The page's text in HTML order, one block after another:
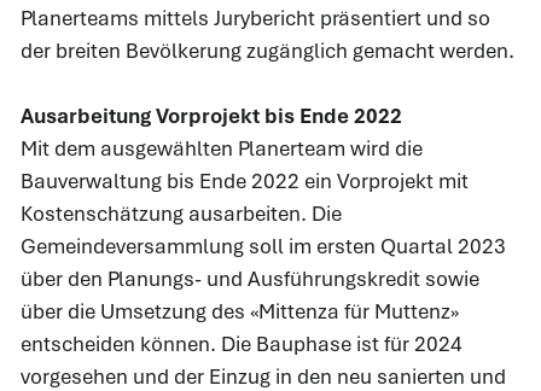
Planerteams mittels Jurybericht präsentiert und so
der breiten Bevölkerung zugänglich gemacht werden.
Ausarbeitung Vorprojekt bis Ende 2022
Mit dem ausgewählten Planerteam wird die
Bauverwaltung bis Ende 2022 ein Vorprojekt mit
Kostenschätzung ausarbeiten. Die
Gemeindeversammlung soll im ersten Quartal 2023
über den Planungs- und Ausführungskredit sowie
über die Umsetzung des «Mittenza für Muttenz»
entscheiden können. Die Bauphase ist für 2024
vorgesehen und der Einzug in den neu sanierten und